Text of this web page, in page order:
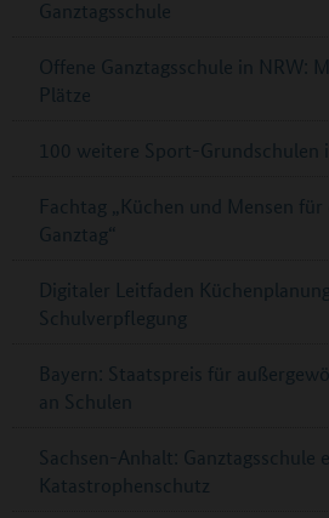
Ganztagsschule
Offene Ganztagsschule in NRW:
Plätze
100 weitere Sport-Grundschulen
Fachtag „Küchen und Mensen
Ganztag“
Digitaler Leitfaden
Schulverpflegung
Bayern: Staatspreis für
an Schulen
Sachsen-Anhalt: Ganztagsschule
Katastrophenschutz